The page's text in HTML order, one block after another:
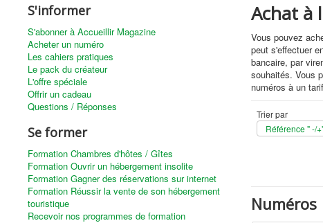
S'informer
S'abonner à Accueillir Magazine
Acheter un numéro
Les cahiers pratiques
Le pack du créateur
L'offre spéciale
Offrir un cadeau
Questions / Réponses
Se former
Formation Chambres d'hôtes / Gîtes
Formation Ouvrir un hébergement insolite
Formation Gagner des réservations sur internet
Formation Réussir la vente de son hébergement
touristique
Recevoir nos programmes de formation
Achat à
Vous pouvez
peut s'effectuer
bancaire, par
souhaités. Vous
numéros à un
Trier par
Référence " -/
Numéros